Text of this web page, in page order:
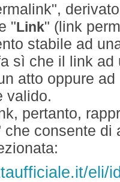
" Link" (link
stabile ad
sì che il link
atto oppure
valido.
pertanto,
che consente
eli/